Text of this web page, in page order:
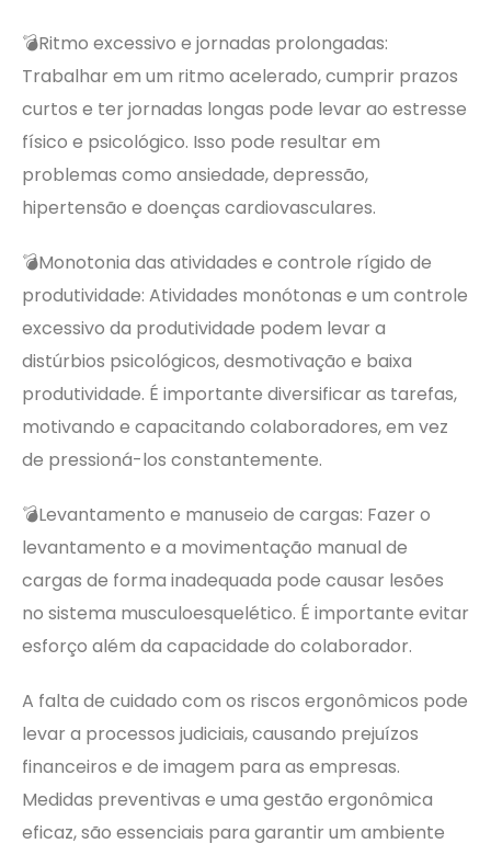
💣Ritmo excessivo e jornadas prolongadas:
Trabalhar em um ritmo acelerado, cumprir prazos
curtos e ter jornadas longas pode levar ao estresse
físico e psicológico. Isso pode resultar em
problemas como ansiedade, depressão,
hipertensão e doenças cardiovasculares.
💣Monotonia das atividades e controle rígido de
produtividade: Atividades monótonas e um controle
excessivo da produtividade podem levar a
distúrbios psicológicos, desmotivação e baixa
produtividade. É importante diversificar as tarefas,
motivando e capacitando colaboradores, em vez
de pressioná-los constantemente.
💣Levantamento e manuseio de cargas: Fazer o
levantamento e a movimentação manual de
cargas de forma inadequada pode causar lesões
no sistema musculoesquelético. É importante evitar
esforço além da capacidade do colaborador.
A falta de cuidado com os riscos ergonômicos pode
levar a processos judiciais, causando prejuízos
financeiros e de imagem para as empresas.
Medidas preventivas e uma gestão ergonômica
eficaz, são essenciais para garantir um ambiente